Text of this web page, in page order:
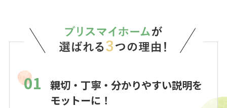
01
親切・丁寧・分かりやすい説明を
モットーに！